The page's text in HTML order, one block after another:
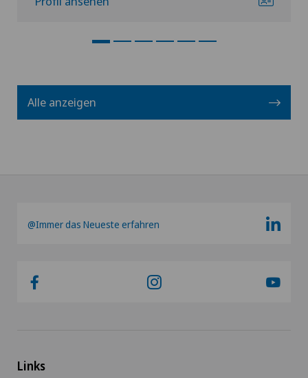
Alle anzeigen
@Immer das Neueste erfahren
Links